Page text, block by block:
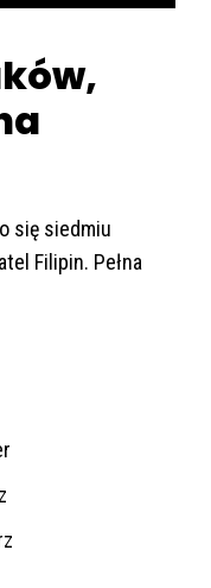
się siedmiu
Filipin. Pełna